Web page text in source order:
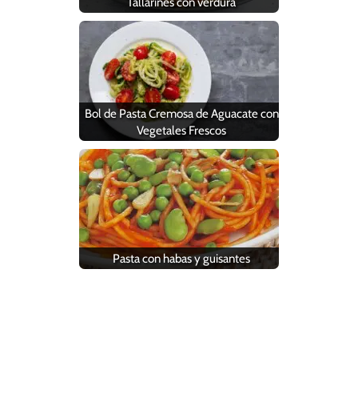
Bol de Pasta Cremosa de Aguacate con
Vegetales Frescos
Pasta con habas y guisantes